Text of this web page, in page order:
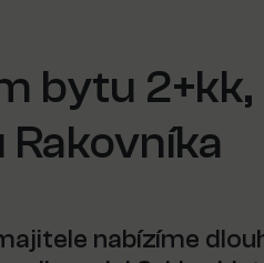
bytu
nabízíme